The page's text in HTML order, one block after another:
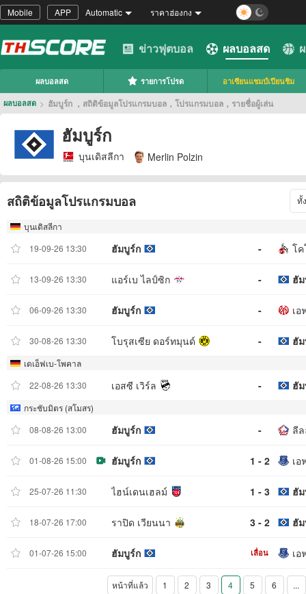
Mobile APP Automatic ราคาฮ่องกง
ข่าวฟุตบอล ผลบอลสด
ผลบอลสด รายการโปรด อาเซียนแชมป์เปียนชิม
ผลบอลสด > ฮัมบูร์ก ，สถิติข้อมูลโปรแกรมบอล，โปรแกรมบอล，รายชื่อผู้เล่น
ฮัมบูร์ก
บุนเดิสลีกา Merlin Polzin
สถิติข้อมูลโปรแกรมบอล ทั้
บุนเดิสลีกา
19-09-26 13:30
ฮัมบูร์ก - โ
13-09-26 13:30 แอร์เบ ไลป์ซิก - ฮั
06-09-26 13:30 ฮัมบูร์ก - เ
30-08-26 13:30 โบรุสเซีย ดอร์ทมุนด์ - ฮั
เดเอ็ฟเบ-โพคาล
22-08-26 13:30
เอสซี เวิร์ล - ฮั
กระชับมิตร (สโมสร)
08-08-26 13:00
ฮัมบูร์ก - ลี
01-08-26 15:00 ฮัมบูร์ก 1 - 2 เอ
25-07-26 11:30 ไฮน์เดนเฮลม์ 1 - 3 ฮั
18-07-26 17:00 ราปิด เวียนนา 3 - 2 ฮั
01-07-26 15:00 ฮัมบูร์ก เลื่อน เอ
หน้าที่แล้ว 1 2 3 4 5 6 ...